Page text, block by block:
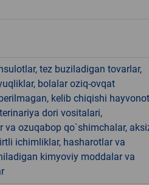
tez buziladigan tovarlar,
bolalar oziq-ovqat
kelib chiqishi
dori vositalari,
ozuqabop qo`shimchalar,
ichimliklar, hasharotlar va
kimyoviy moddalar va